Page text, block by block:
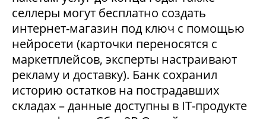
селлеры могут бесплатно создать
интернет-магазин под ключ с помощью
нейросети (карточки переносятся с
маркетплейсов, эксперты настраивают
рекламу и доставку). Банк сохранил
историю остатков на пострадавших
складах – данные доступны в IT-продукте